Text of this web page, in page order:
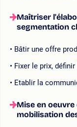
Maîtriser
segmentation
Bâtir une offre
Fixer le prix,
Etablir la
Mise en
mobilisation